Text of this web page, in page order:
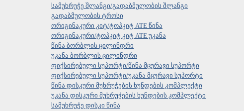
სამუხრუჭე შლანგი/გადაბმულობის შლანგი
გადაბმულობის ტროსი
ორიგინაკური კიტ/ტოპკიტ ATE წინა
ორიგინაკური/ტოპკიტ კიტ ATE უკანა
წინა ბორბლის ცილინდრი
უკანა ბორბლის ცილინდრი
ფიქსირებული სუპორტი/წინა მცურავი სუპორტი
ფიქსირებული სუპორტი/უკანა მცურავი სუპორტი
წინა დისკური მუხრუჭების ხუნდების კომპლექტი
უკანა დისკური მუხრუჭების ხუნდების კომპლექტი
სამუხრუჭე დისკი წინა